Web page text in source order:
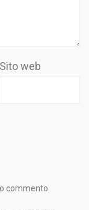
Sito web
commento.